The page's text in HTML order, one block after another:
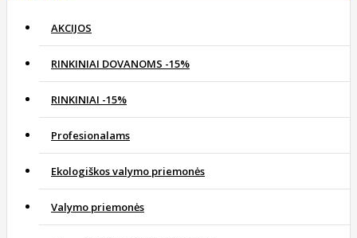
AKCIJOS
RINKINIAI DOVANOMS -15%
RINKINIAI -15%
Profesionalams
Ekologiškos valymo priemonės
Valymo priemonės